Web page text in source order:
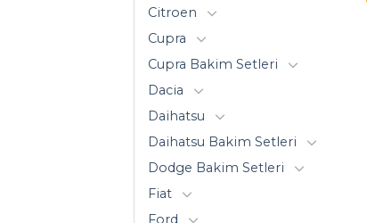
Citroen
Cupra
Cupra Bakim Setleri
Dacia
Daihatsu
Daihatsu Bakim Setleri
Dodge Bakim Setleri
Fiat
Ford